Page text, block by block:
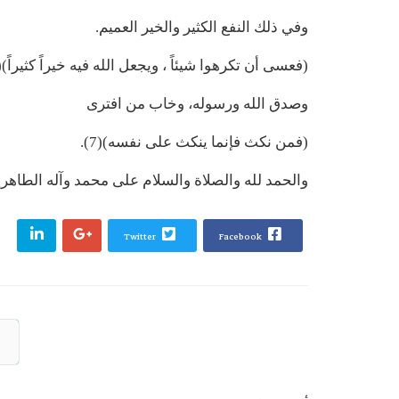
وفي ذلك النفع الكثير والخير العميم.
(فعسى أن تكرهوا شيئاً ، ويجعل الله فيه خيراً
وصدق الله ورسوله، وخاب من افترى
(فمن نكث فإنما ينكث على نفسه)(7).
والحمد لله والصلاة والسلام على محمد وآله